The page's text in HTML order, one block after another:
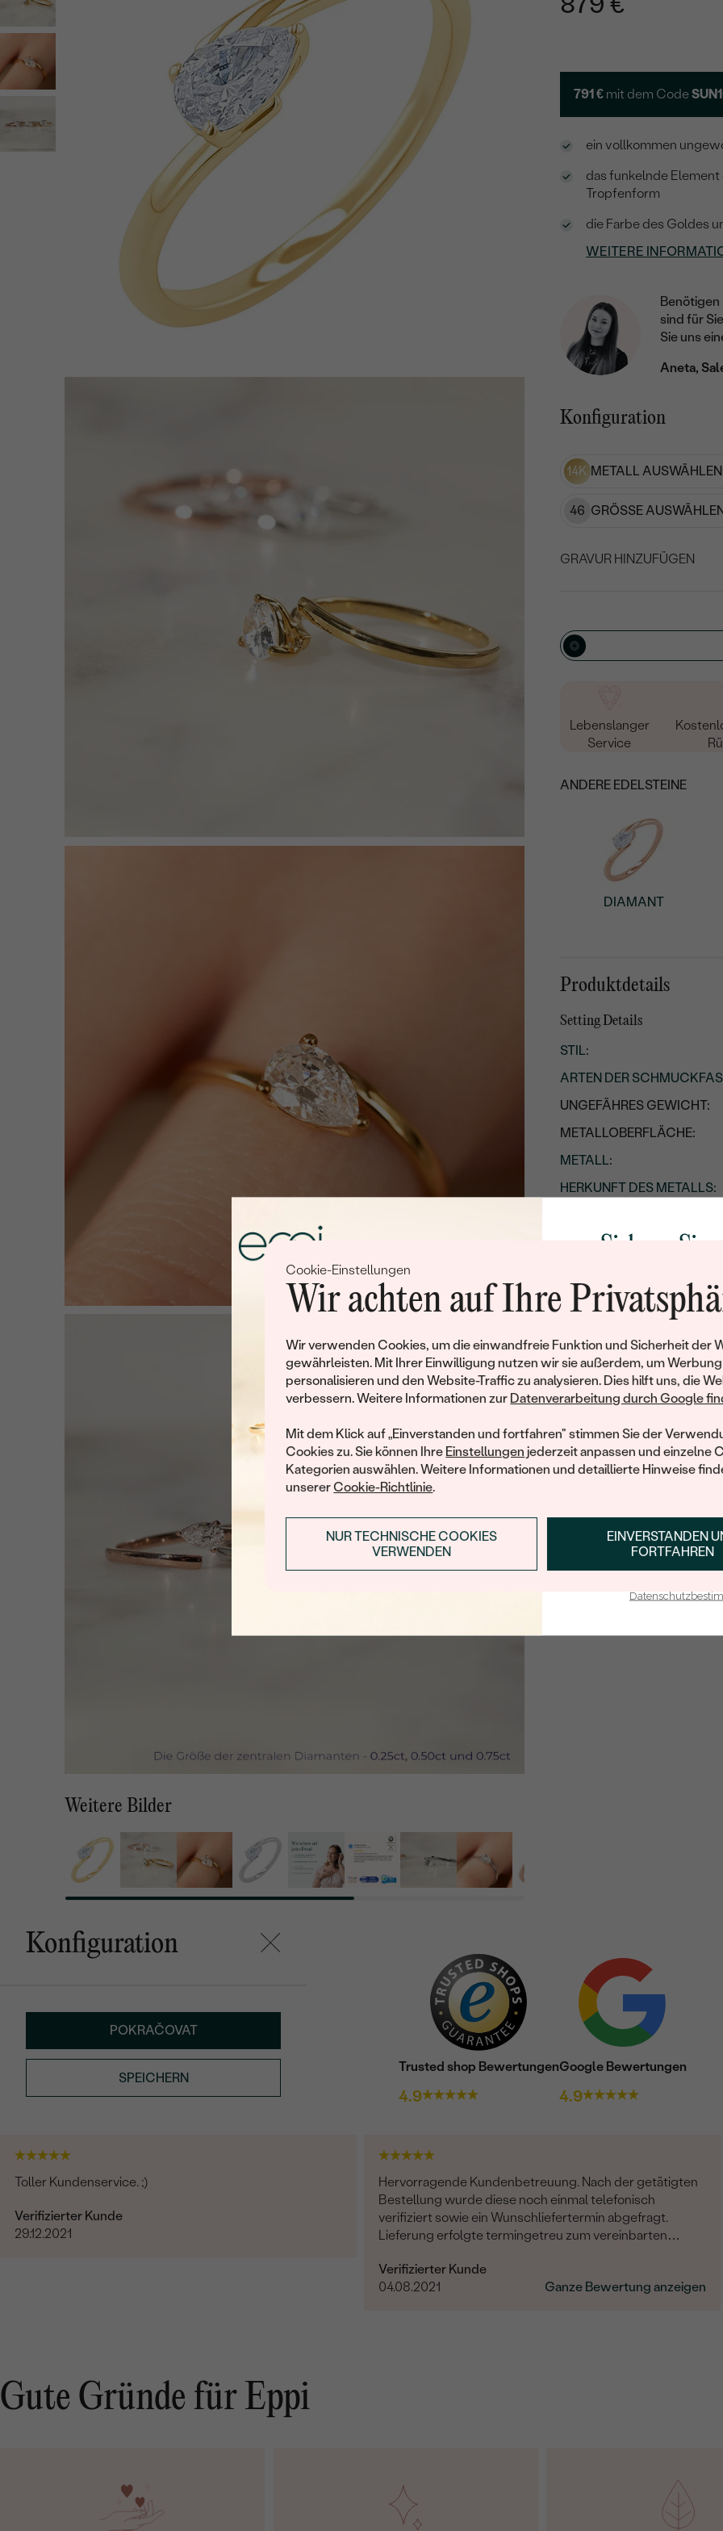
Cookie-Einstellungen
Wir achten auf Ihre
Wir verwenden Cookies, um die einwandfreie Funktion und Sicherheit der
gewährleisten. Mit Ihrer Einwilligung nutzen wir sie außerdem, um Werbung
personalisieren und den Website-Traffic zu analysieren. Dies hilft uns, die
verbessern. Weitere Informationen zur Datenverarbeitung durch Google
Mit dem Klick auf „Einverstanden und fortfahren" stimmen Sie der
Cookies zu. Sie können Ihre Einstellungen jederzeit anpassen und einzelne
Kategorien auswählen. Weitere Informationen und detaillierte Hinweise
unsererCookie-Richtlinie.
EINVERSTANDEN
FORTFAHREN
NUR TECHNISCHE COOKIES
VERWENDEN
Weitere Bilder
791 € mit dem Code
ein vollkommen
das funkelnde
Tropfenform
die Farbe des Goldes
WEITERE
Benötigen
sind für
Sie uns
Aneta,
Konfiguration
14K METALL
46 GRÖSSE
GRAVUR HINZUFÜGEN
Geben Sie Initialen/Text
15/ 15 ZEICHEN
Lebenslanger
Service
ANDERE EDELSTEINE
DIAMANT
Produktdetails
Setting Details
STIL:
ARTEN DER
UNGEFÄHRES GEWICHT:
METALLOBERFLÄCHE:
METALL:
HERKUNFT DES METALLS:
Konfiguration
POKRAČOVAT
SPEICHERN
Trusted shop Bewertungen
4.9
Google Bewertungen
4.9
Toller Kundenservice. ;)
Verifizierter Kunde
29.12.2021
Hervorragende Kundenbetreuung. Nach der getätigten
Bestellung wurde diese noch einmal telefonisch
verifiziert sowie ein Wunschliefertermin abgefragt.
Lieferung erfolgte termingetreu zum vereinbarten
und hochwertig. Bin mit Allem äußerst zufrieden und
kann Eppi nur weiterempfehlen.
Verifizierter Kunde
04.08.2021
Ganze Bewertung anzeigen
Gute Gründe für Eppi
Sichern Sie
Rabatt auf
Werden Sie Teil
und entdecken Sie die
gefertigten Schmucks
Ihren ersten
ANMELDEN &
E-Mail-Adresse je bei uns in